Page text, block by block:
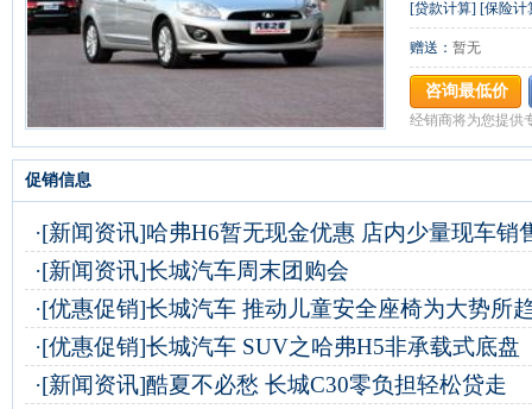
[贷款计算] [保险计
赠送： 暂无
咨询最低价
经销商将为您提供
促销信息
·[新闻资讯]哈弗H6暂无现金优惠 店内少量现车销
·[新闻资讯]长城汽车周末团购会
·[优惠促销]长城汽车 推动儿童安全座椅为大势所
·[优惠促销]长城汽车 SUV之哈弗H5非承载式底盘
·[新闻资讯]酷夏不必愁 长城C30零负担轻松贷走